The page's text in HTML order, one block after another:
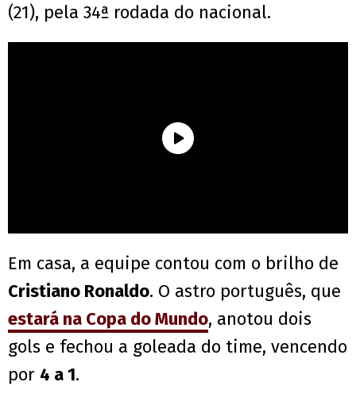
(21), pela 34ª rodada do nacional.
Em casa, a equipe contou com o brilho de
Cristiano Ronaldo. O astro português, que
estará na Copa do Mundo, anotou dois
gols e fechou a goleada do time, vencendo
por 4 a 1.